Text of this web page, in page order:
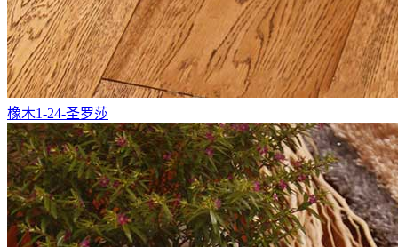
橡木1-24-圣罗莎